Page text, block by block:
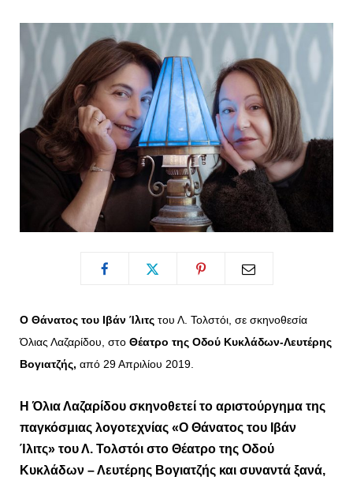
o t
e
r
)
a
m t
Ο Θάνατος του Ιβάν Ίλιτς του Λ. Τολστόι, σε σκηνοθεσία
Όλιας Λαζαρίδου, στο Θέατρο της Οδού Κυκλάδων-Λευτέρης
Βογιατζής, από 29 Απριλίου 2019.
ΗΌλια Λαζαρίδου σκηνοθετεί το αριστούργημα της
παγκόσμιας λογοτεχνίας «Ο Θάνατος του Ιβάν
Ίλιτς» του Λ. Τολστόι στο Θέατρο της Οδού
Κυκλάδων – Λευτέρης Βογιατζής και συναντά ξανά,